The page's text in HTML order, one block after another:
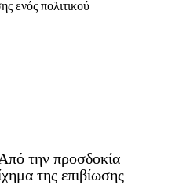
την προσδοκία
της επιβίωσης